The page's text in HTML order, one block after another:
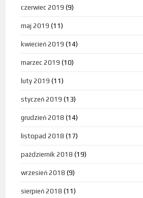
czerwiec 2019 (9)
maj 2019 (11)
kwiecień 2019 (14)
marzec 2019 (10)
luty 2019 (11)
styczeń 2019 (13)
grudzień 2018 (14)
listopad 2018 (17)
październik 2018 (19)
wrzesień 2018 (9)
sierpień 2018 (11)